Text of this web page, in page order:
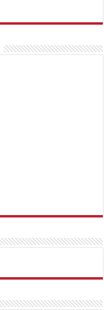
TipobetMatadorbetMariobet